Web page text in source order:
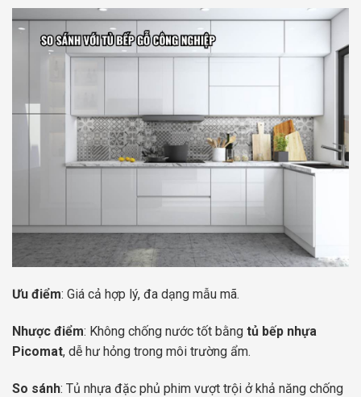
Ưu điểm: Giá cả hợp lý, đa dạng mẫu mã.
Nhược điểm: Không chống nước tốt bằng tủ bếp nhựa
Picomat, dễ hư hỏng trong môi trường ẩm.
So sánh: Tủ nhựa đặc phủ phim vượt trội ở khả năng chống